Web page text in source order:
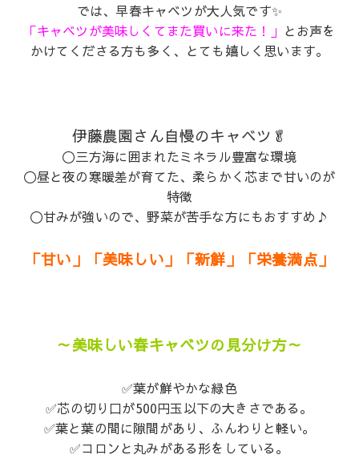
では、早春キャベツが大人気です✨
「キャベツが美味しくてまた買いに来た！」 とお声を
かけてくださる方も多く、とても嬉しく思います。
伊藤農園さん自慢のキャベツ🥬
〇三方海に囲まれたミネラル豊富な環境
〇昼と夜の寒暖差が育てた、柔らかく芯まで甘いのが
特徴
〇甘みが強いので、野菜が苦手な方にもおすすめ♪
「甘い」「美味しい」「新鮮」「栄養満点」
～美味しい春キャベツの見分け方～
✅葉が鮮やかな緑色
✅芯の切り口が500円玉以下の大きさである。
✅葉と葉の間に隙間があり、ふんわりと軽い。
✅コロンと丸みがある形をしている。